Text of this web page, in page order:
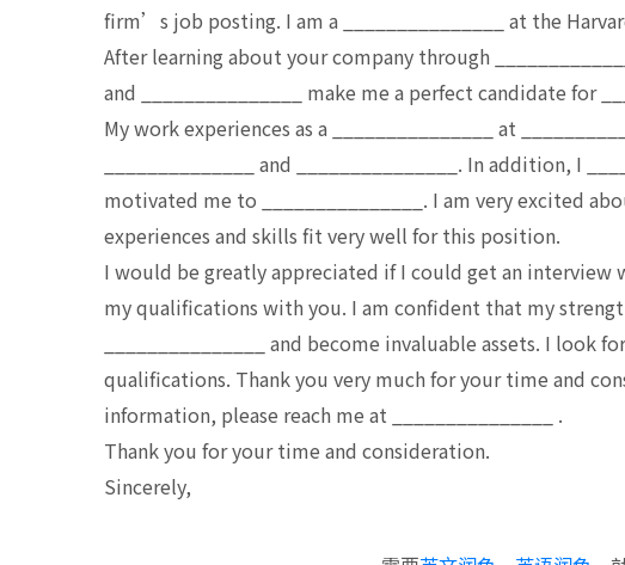
firm’s job posting. I am a _______________ at the
After learning about your company through
and _______________ make me a perfect candidate for
My work experiences as a _______________ at
______________ and _______________. In addition, I
motivated me to _______________. I am very excited
experiences and skills fit very well for this position.
I would be greatly appreciated if I could get an interview
my qualifications with you. I am confident that my
_______________ and become invaluable assets. I
qualifications. Thank you very much for your time and
information, please reach me at _______________ .
Thank you for your time and consideration.
Sincerely,